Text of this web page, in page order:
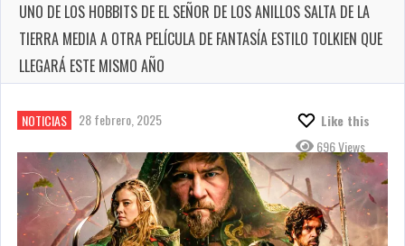
UNO DE LOS HOBBITS DE EL SEÑOR DE LOS ANILLOS SALTA DE LA
TIERRA MEDIA A OTRA PELÍCULA DE FANTASÍA ESTILO TOLKIEN QUE
LLEGARÁ ESTE MISMO AÑO
NOTICIAS 28 febrero, 2025
Like this
696 Views